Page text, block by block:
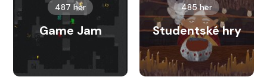
487 her
Game Jam
485 her
Studentské hry